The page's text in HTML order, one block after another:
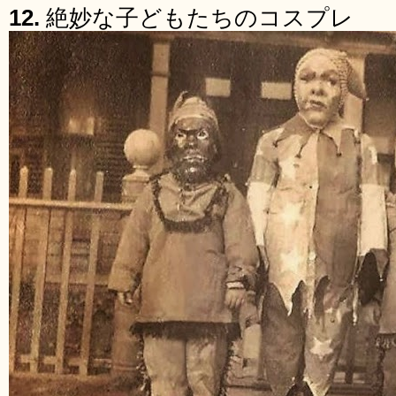
12. 絶妙な子どもたちのコスプレ